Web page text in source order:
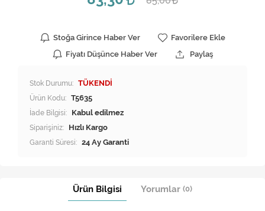
Stoğa Girince Haber Ver
Favorilere Ekle
Fiyatı Düşünce Haber Ver
Paylaş
Stok Durumu: TÜKENDİ
Ürün Kodu: T5635
İade Bilgisi:
Siparişiniz: Hızlı Kargo
Garanti Süresi: 24 Ay Garanti
Ürün Bilgisi Yorumlar (0)